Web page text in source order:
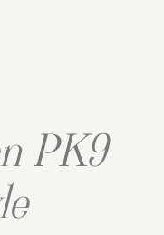
PK9